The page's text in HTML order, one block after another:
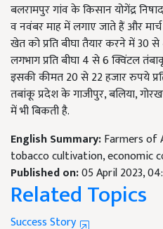
बलरामपुर गांव के किसान योगेंद्र
व नवंबर माह में लगाए जाते हैं और
खेत को प्रति बीघा तैयार करने में 30
लगभाग प्रति बीघा 4 से 6 क्विंटल
इसकी कीमत 20 से 22 हजार रुपये
तबांकू प्रदेश के गाजीपुर, बलिया,
में भी बिकती है.
English Summary:Farmers of
tobacco cultivation, economic
Published on:05 April 2023,
Related Topics
Success Story